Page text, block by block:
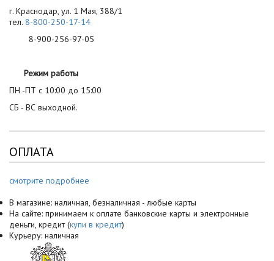
г. Краснодар, ул. 1 Мая, 388/1
тел. 8-800-250-17-14
8-900-256-97-05
Режим работы
ПН -ПТ с 10:00 до 15:00
СБ - ВС выходной.
ОПЛАТА
смотрите подробнее
В магазине: наличная, безналичная - любые карты
На сайте: принимаем к оплате банковские карты и электронные
деньги, кредит (купи в кредит)
Курьеру: наличная